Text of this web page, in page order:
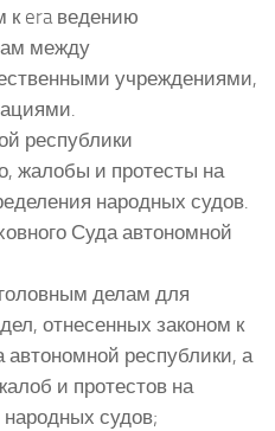
к era ведению
между
учреждениями,
республики
жалобы и протесты на
народных судов.
Суда автономной
делам для
отнесенных законом к
республики, а
и протестов на
судов;